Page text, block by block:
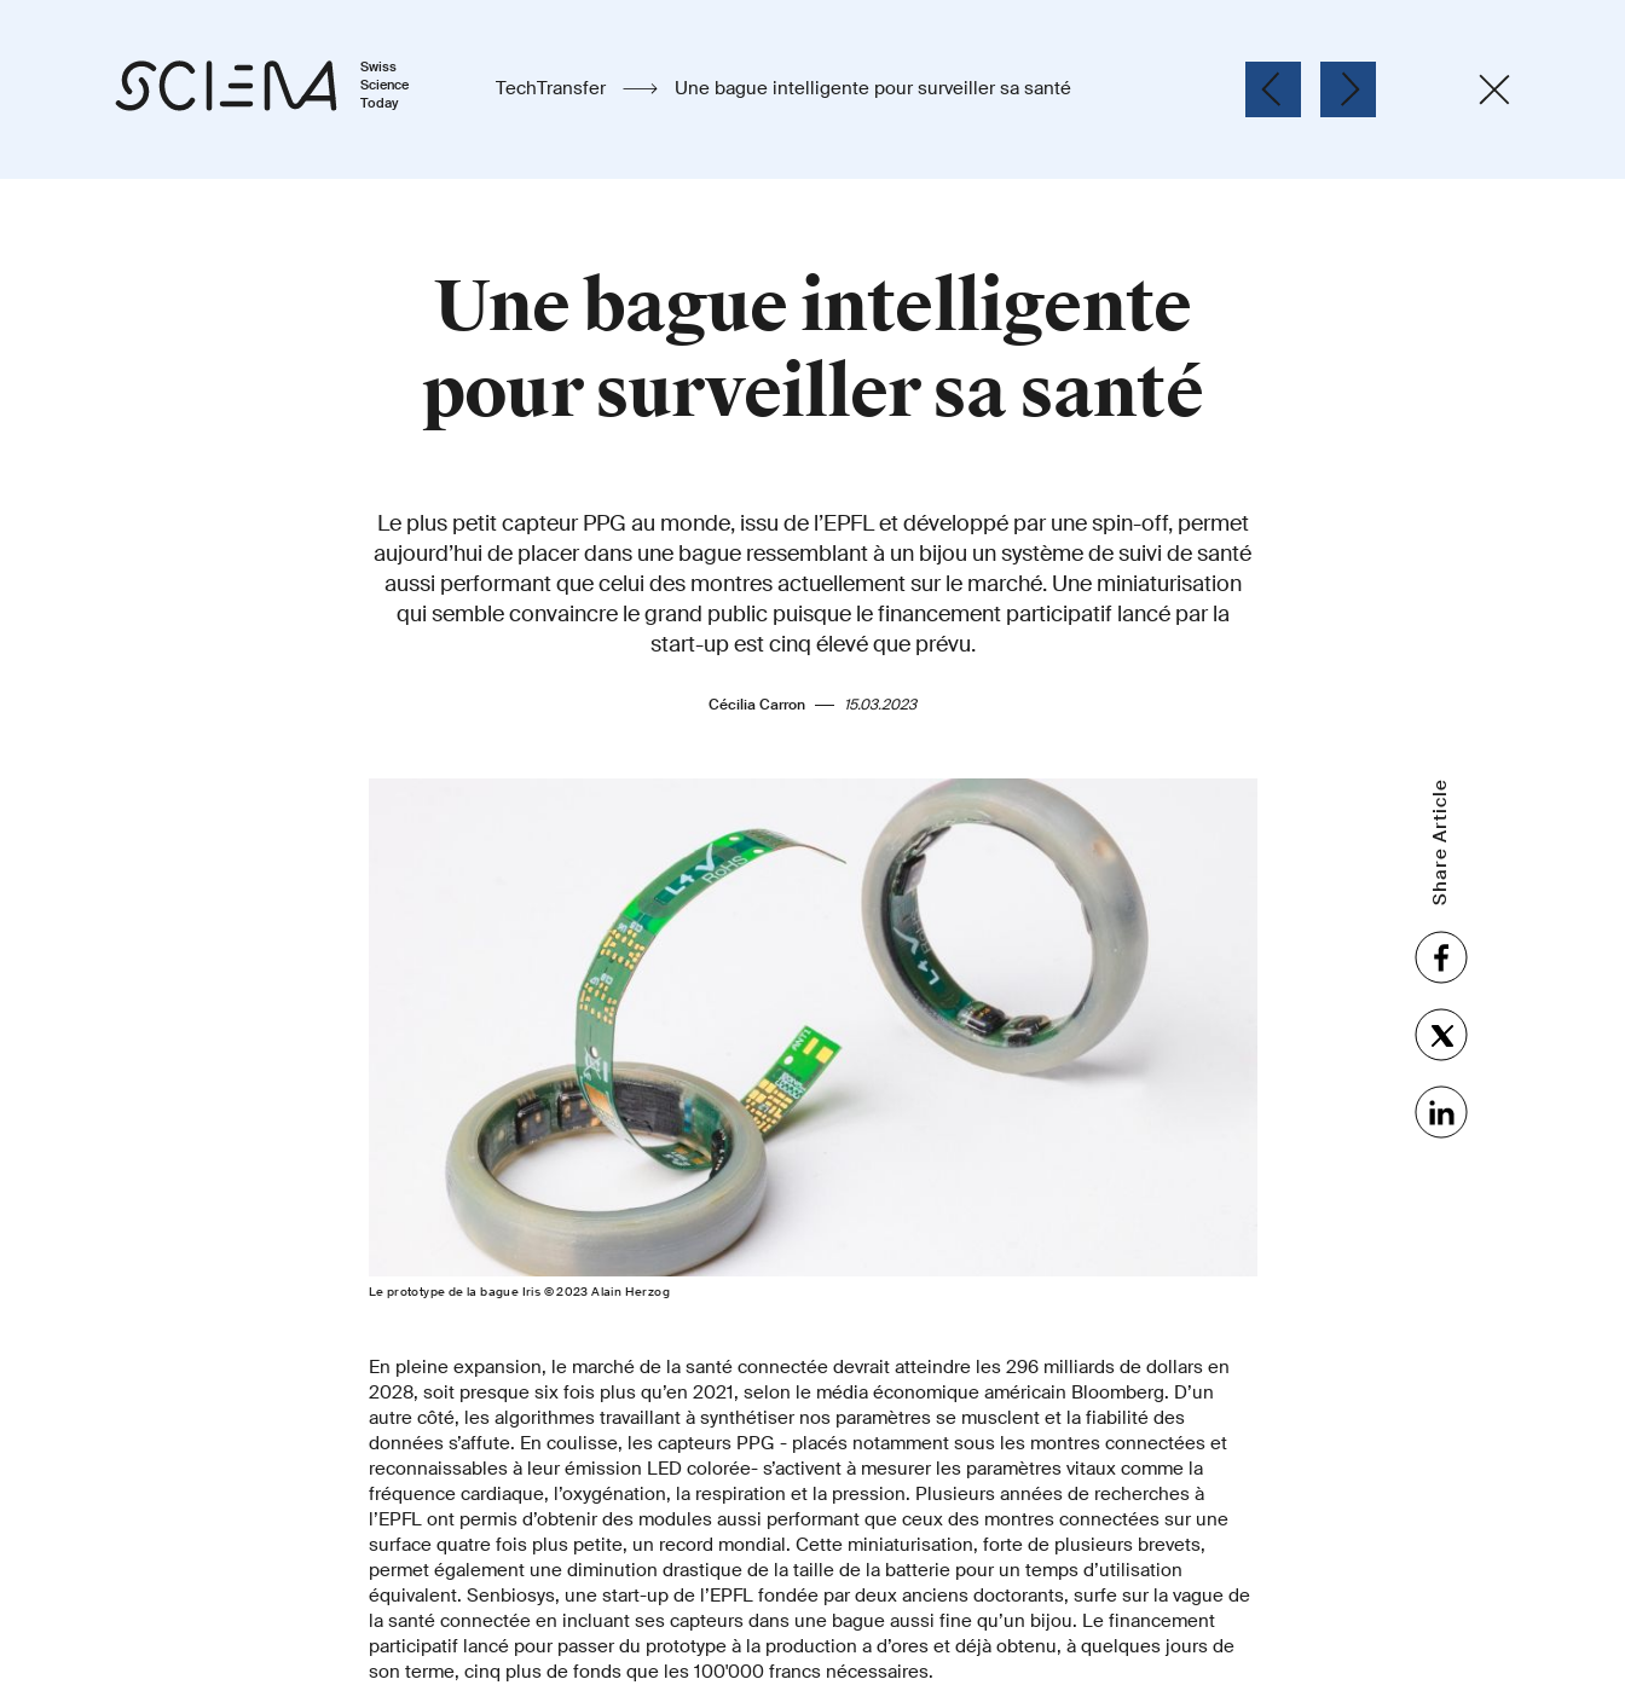
Swiss
Science
Today
TechTransfer Une bague intelligente pour surveiller sa santé
Une bague intelligente
pour surveiller sa santé
Le plus petit capteur PPG au monde, issu de l’EPFL et développé par une spin-off, permet
aujourd’hui de placer dans une bague ressemblant à un bijou un système de suivi de santé
aussi performant que celui des montres actuellement sur le marché. Une miniaturisation
qui semble convaincre le grand public puisque le financement participatif lancé par la
start-up est cinq élevé que prévu.
Cécilia Carron 15.03.2023
Le prototype de la bague Iris © 2023 Alain Herzog
Share Article
En pleine expansion, le marché de la santé connectée devrait atteindre les 296 milliards de dollars en
2028, soit presque six fois plus qu’en 2021, selon le média économique américain Bloomberg. D’un
autre côté, les algorithmes travaillant à synthétiser nos paramètres se musclent et la fiabilité des
données s’affute. En coulisse, les capteurs PPG - placés notamment sous les montres connectées et
reconnaissables à leur émission LED colorée- s’activent à mesurer les paramètres vitaux comme la
fréquence cardiaque, l’oxygénation, la respiration et la pression. Plusieurs années de recherches à
l’EPFL ont permis d’obtenir des modules aussi performant que ceux des montres connectées sur une
surface quatre fois plus petite, un record mondial. Cette miniaturisation, forte de plusieurs brevets,
permet également une diminution drastique de la taille de la batterie pour un temps d’utilisation
équivalent. Senbiosys, une start-up de l’EPFL fondée par deux anciens doctorants, surfe sur la vague de
la santé connectée en incluant ses capteurs dans une bague aussi fine qu’un bijou. Le financement
participatif lancé pour passer du prototype à la production a d’ores et déjà obtenu, à quelques jours de
son terme, cinq plus de fonds que les 100'000 francs nécessaires.